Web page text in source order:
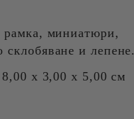
рамка, миниaтюри,
склобяване и лепене.
х 3,00 х 5,00 см